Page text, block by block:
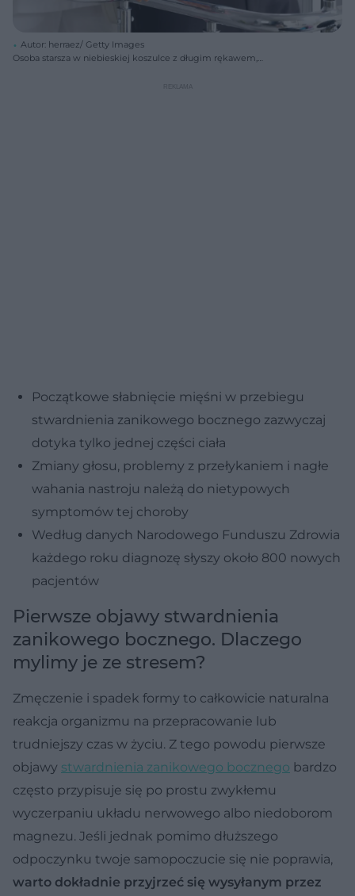
Autor: herraez/ Getty Images
Osoba starsza w niebieskiej koszulce z długim rękawem,
chodzika do rehabilitacji. Zdjęcie ilustruje wyzwania związane ze
Początkowe słabnięcie mięśni w przebiegu
stwardnienia zanikowego bocznego zazwyczaj
dotyka tylko jednej części ciała
Zmiany głosu, problemy z przełykaniem i nagłe
wahania nastroju należą do nietypowych
symptomów tej choroby
Według danych Narodowego Funduszu Zdrowia
każdego roku diagnozę słyszy około 800 nowych
pacjentów
Pierwsze objawy stwardnienia
zanikowego bocznego. Dlaczego
mylimy je ze stresem?
Zmęczenie i spadek formy to całkowicie naturalna
reakcja organizmu na przepracowanie lub
trudniejszy czas w życiu. Z tego powodu pierwsze
objawy stwardnienia zanikowego bocznego bardzo
często przypisuje się po prostu zwykłemu
wyczerpaniu układu nerwowego albo niedoborom
magnezu. Jeśli jednak pomimo dłuższego
odpoczynku twoje samopoczucie się nie poprawia,
warto dokładnie przyjrzeć się wysyłanym przez